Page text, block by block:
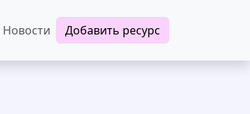
Новости Добавить ресурс